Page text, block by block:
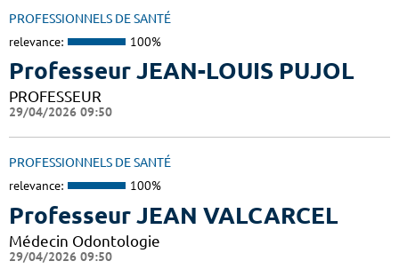
PROFESSIONNELS DE SANTÉ
relevance: 100%
Professeur JEAN-LOUIS PUJOL
PROFESSEUR
29/04/2026 09:50
PROFESSIONNELS DE SANTÉ
relevance: 100%
Professeur JEAN VALCARCEL
Médecin Odontologie
29/04/2026 09:50